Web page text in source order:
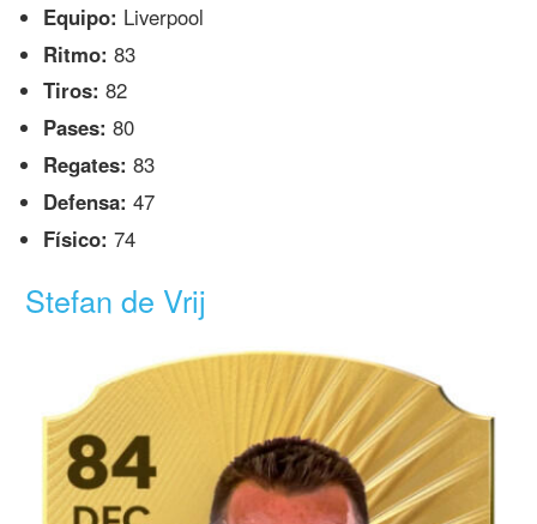
Equipo: Liverpool
Ritmo: 83
Tiros: 82
Pases: 80
Regates: 83
Defensa: 47
Físico: 74
Stefan de Vrij